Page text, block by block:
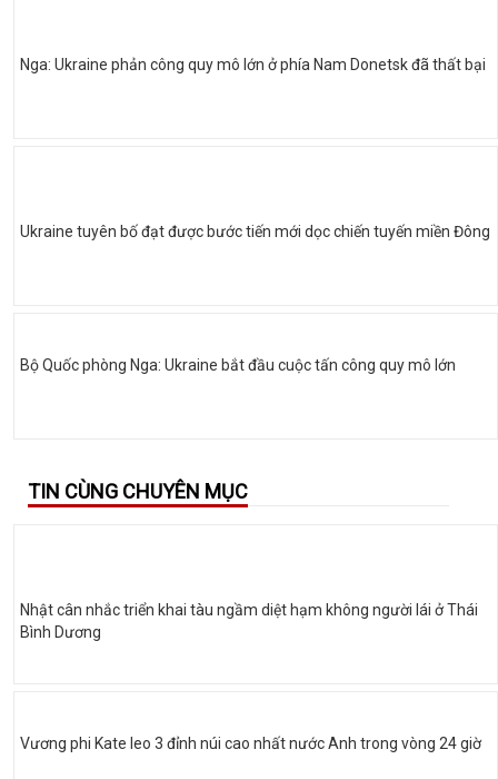
Nga: Ukraine phản công quy mô lớn ở phía Nam Donetsk đã thất bại
Ukraine tuyên bố đạt được bước tiến mới dọc chiến tuyến miền Đông
Bộ Quốc phòng Nga: Ukraine bắt đầu cuộc tấn công quy mô lớn
TIN CÙNG CHUYÊN MỤC
Nhật cân nhắc triển khai tàu ngầm diệt hạm không người lái ở Thái
Bình Dương
Vương phi Kate leo 3 đỉnh núi cao nhất nước Anh trong vòng 24 giờ